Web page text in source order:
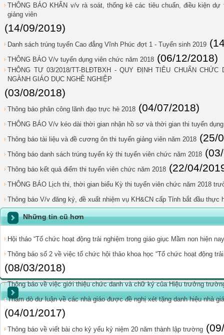
THÔNG BÁO KHẨN v/v rà soát, thống kê các tiêu chuẩn, điều kiện
giảng viên
(14/09/2019)
Danh sách trúng tuyển Cao đẳng Vĩnh Phúc đợt 1 - Tuyển sinh 2019
THÔNG BÁO V/v tuyển dụng viên chức năm 2018 (06/12/2018)
THÔNG TƯ 03/2018/TT-BLĐTBXH - QUY ĐỊNH TIÊU CHUẨN CHỨC
NGÀNH GIÁO DỤC NGHỀ NGHIỆP
(03/08/2018)
Thông báo phân công lãnh đạo trực hè 2018 (04/07/2018)
THÔNG BÁO V/v kéo dài thời gian nhận hồ sơ và thời gian thi tuyển
Thông báo tài liệu và đề cương ôn thi tuyển giảng viên năm 2018 (25/
Thông báo danh sách trúng tuyển kỳ thi tuyển viên chức năm 2018
Thông báo kết quả điểm thi tuyển viên chức năm 2018 (22/04/
THÔNG BÁO Lịch thi, thời gian biểu Kỳ thi tuyển viên chức năm 2018
Thông báo V/v đăng ký, đề xuất nhiệm vụ KH&CN cấp Tỉnh bắt đầu thực
Những tin cũ hơn
Hội thảo “Tổ chức hoạt động trải nghiệm trong giáo giục Mầm non hiện
Thông báo số 2 về việc tổ chức hội thảo khoa học “Tổ chức hoạt động
(08/03/2018)
Thông báo về việc giới thiệu chức danh và chữ ký của Hiệu trưởng
Thăm dò dư luận về các nhà giáo được đề nghị xét tặng danh hiệu nhà
(04/01/2017)
Thông báo về viết bài cho kỷ yếu kỷ niệm 20 năm thành lập trường